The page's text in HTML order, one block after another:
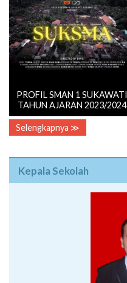
PROFIL SMAN 1 SUKAWATI
TAHUN AJARAN 2023/2024
Selengkapnya ≫
Kepala Sekolah